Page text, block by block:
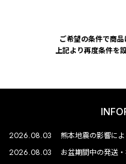
ご希望の条件で商品
上記より再度条件を
2026.08.03 熊本地震の影響に
2026.08.03 お盆期間中の発送